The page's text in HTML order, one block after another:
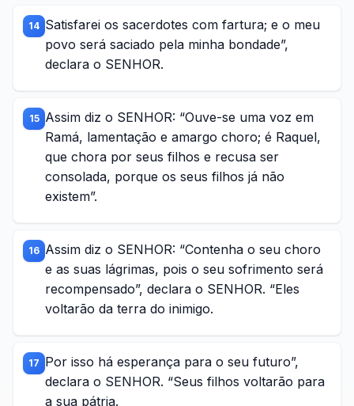
14 Satisfarei os sacerdotes com fartura; e o meu
povo será saciado pela minha bondade”,
declara o SENHOR.
15 Assim diz o SENHOR: “Ouve-se uma voz em
Ramá, lamentação e amargo choro; é Raquel,
que chora por seus filhos e recusa ser
consolada, porque os seus filhos já não
existem”.
16 Assim diz o SENHOR: “Contenha o seu choro
e as suas lágrimas, pois o seu sofrimento será
recompensado”, declara o SENHOR. “Eles
voltarão da terra do inimigo.
17 Por isso há esperança para o seu futuro”,
declara o SENHOR. “Seus filhos voltarão para
a sua pátria.